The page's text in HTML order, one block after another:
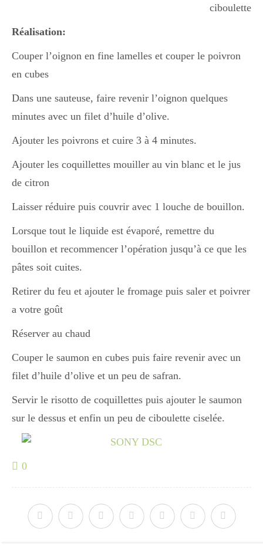
ciboulette
Réalisation:
Couper l’oignon en fine lamelles et couper le poivron
en cubes
Dans une sauteuse, faire revenir l’oignon quelques
minutes avec un filet d’huile d’olive.
Ajouter les poivrons et cuire 3 à 4 minutes.
Ajouter les coquillettes mouiller au vin blanc et le jus
de citron
Laisser réduire puis couvrir avec 1 louche de bouillon.
Lorsque tout le liquide est évaporé, remettre du
bouillon et recommencer l’opération jusqu’à ce que les
pâtes soit cuites.
Retirer du feu et ajouter le fromage puis saler et poivrer
a votre goût
Réserver au chaud
Couper le saumon en cubes puis faire revenir avec un
filet d’huile d’olive et un peu de safran.
Servir le risotto de coquillettes puis ajouter le saumon
sur le dessus et enfin un peu de ciboulette ciselée.
0